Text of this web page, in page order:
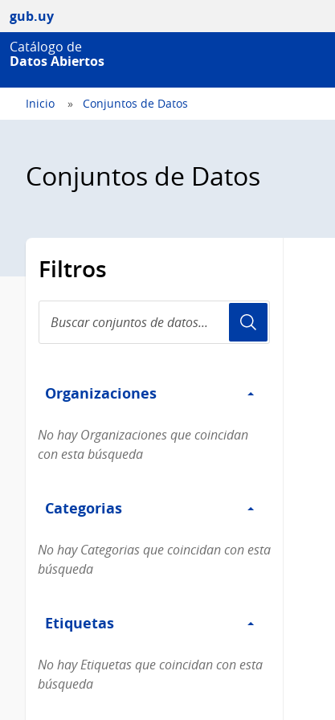
gub.uy
Catálogo de
Datos Abiertos
Inicio Conjuntos de Datos
Conjuntos de Datos
Filtros
conjuntos
de
Organizaciones
Organizaciones
No hay Organizaciones que coincidan
con esta búsqueda
Categorias
Categorias
No hay Categorias que coincidan con esta
búsqueda
Etiquetas
Etiquetas
No hay Etiquetas que coincidan con esta
búsqueda